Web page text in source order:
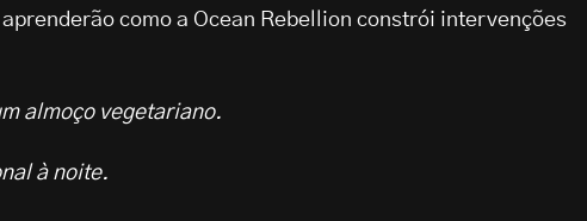
como a Ocean Rebellion constrói intervenções
almoço vegetariano.
à noite.